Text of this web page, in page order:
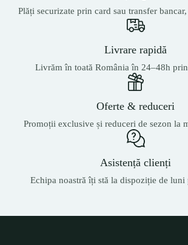
Plăți securizate prin card sau transfer
Livrare rapidă
Livrăm în toată România în 24–48h
Oferte & reduceri
Promoții exclusive și reduceri de sezon la
Asistență clienți
Echipa noastră îți stă la dispoziție de luni